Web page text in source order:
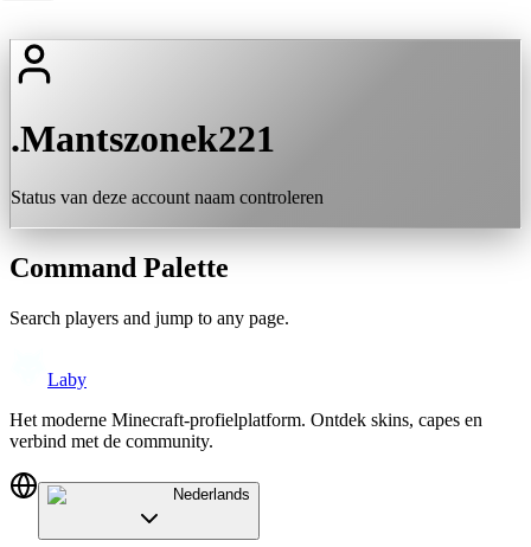
.Mantszonek221
Status van deze account naam controleren
Command Palette
Search players and jump to any page.
Laby
Het moderne Minecraft-profielplatform. Ontdek skins, capes en
verbind met de community.
Nederlands